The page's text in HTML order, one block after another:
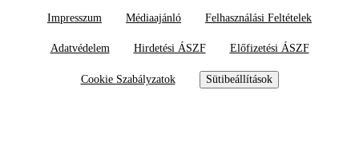
Impresszum Médiaajánló Felhasználási Feltételek
Adatvédelem Hirdetési ÁSZF Előfizetési ÁSZF
Cookie Szabályzatok Sütibeállítások